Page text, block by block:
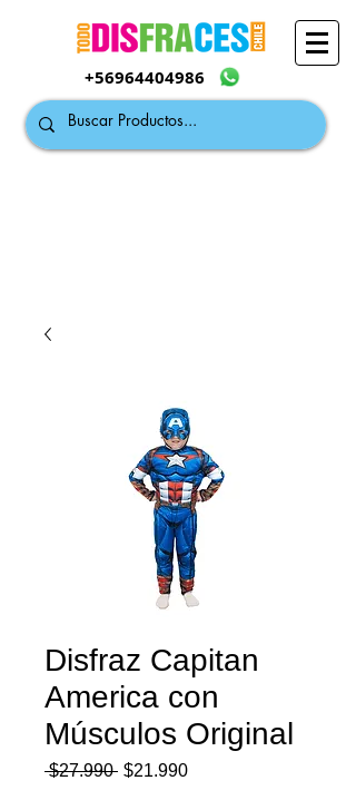
+56964404986
Disfraz Capitan
America con
Músculos Original
$27.990 Precio
$21.990Precio